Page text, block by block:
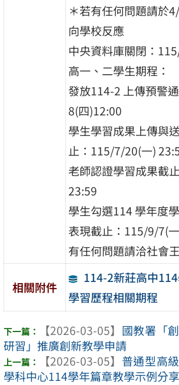
＊若有任何問題請於
向學校反應
中央資料庫關閉：
⾼⼀、⼆學⽣期程：
發放114-2 上傳預警
8(四)12:00
學⽣學習成果上傳與
⽌：115/7/20(⼀)
⽼師認證學習成果截
23:59
學⽣勾選114 學年度
表現截⽌：115/9/7(
有任何問題請洽社會
相關附件
114-2新莊高中
學習歷程相關期程
【2026-03-05】 國教署「
研習」推廣創新教學申請
【2026-03-05】 普通型高
學科中心114學年篇章教學示例分